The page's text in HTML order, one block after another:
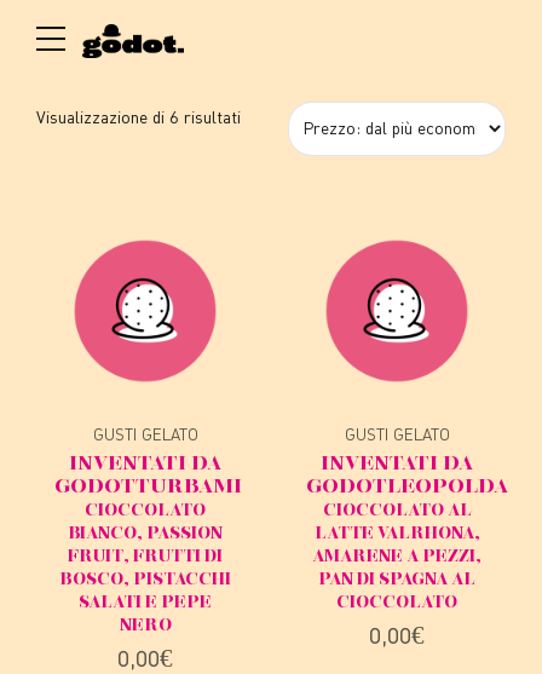
Visualizzazione di 6 risultatiPrezzo:
GUSTI GELATO
INVENTATI DA
GODOTTURBAMI
CIOCCOLATO
BIANCO, PASSION
FRUIT, FRUTTI DI
BOSCO, PISTACCHI
SALATI E PEPE
NERO
0,00€
GUSTI GELATO
INVENTATI DA
GODOTLEOPOLDA
CIOCCOLATO AL
LATTE VALRHONA,
AMARENE A PEZZI,
PAN DI SPAGNA AL
CIOCCOLATO
0,00€